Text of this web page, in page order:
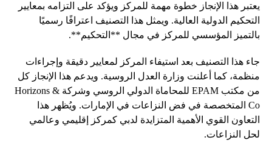
يعتبر هذا الإنجاز خطوة مهمة للمركز ويؤكد على التزامه بمعايير
التحكيم الدولية العالية. ويمثل هذا التصنيف اعترافًا رسميًا
بالتميز المؤسسي للمركز في مجال **التحكيم**.
جاء هذا التصنيف بعد استيفاء المركز لمعايير دقيقة وإجراءات
منظمة، كما أعلنت وزارة العدل الروسية. ويدعم هذا الإنجاز كل
من مكتب EPAM للمحاماة الدولي الروسي وشركة Horizons &
Co المتخصصة في فض النزاعات في الإمارات. ويُظهر هذا
التعاون القوي الأهمية المتزايدة لدبي كمركز إقليمي وعالمي
لحل النزاعات.